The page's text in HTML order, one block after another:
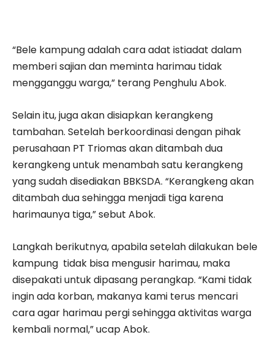
“Bele kampung adalah cara adat istiadat dalam
memberi sajian dan meminta harimau tidak
mengganggu warga,” terang Penghulu Abok.
Selain itu, juga akan disiapkan kerangkeng
tambahan. Setelah berkoordinasi dengan pihak
perusahaan PT Triomas akan ditambah dua
kerangkeng untuk menambah satu kerangkeng
yang sudah disediakan BBKSDA. “Kerangkeng akan
ditambah dua sehingga menjadi tiga karena
harimaunya tiga,” sebut Abok.
Langkah berikutnya, apabila setelah dilakukan bele
kampung tidak bisa mengusir harimau, maka
disepakati untuk dipasang perangkap. “Kami tidak
ingin ada korban, makanya kami terus mencari
cara agar harimau pergi sehingga aktivitas warga
kembali normal,” ucap Abok.